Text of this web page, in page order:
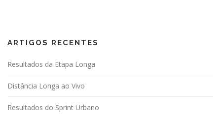
ARTIGOS RECENTES
Resultados da Etapa Longa
Distância Longa ao Vivo
Resultados do Sprint Urbano